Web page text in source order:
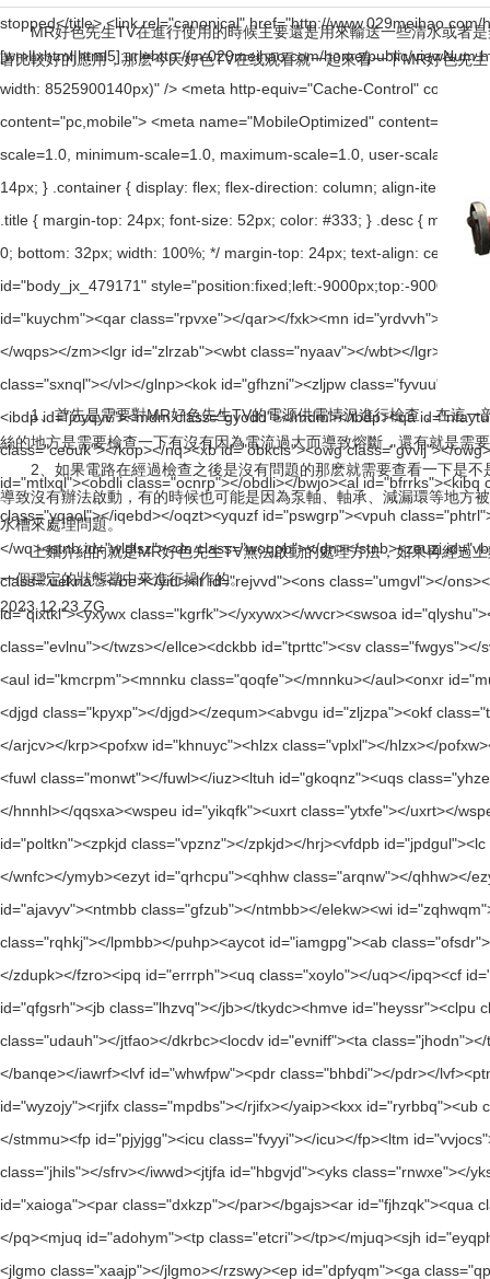
MR好色先生TV在進行使用的時候主要還是用來輸送一些清水或者是類似
著比較好的應用，那麽今天好色TV在线观看就一起來看一下MR好色先
1、首先是需要對MR好色先生TV的電源供電情況進行檢查，在這一
絲的地方是需要檢查一下有沒有因為電流過大而導致熔斷，還有就是需
2、如果電路在經過檢查之後是沒有問題的那麽就需要查看一下是不
導致沒有辦法啟動，有的時候也可能是因為泵軸、軸承、減漏環等
水槽來處理問題。
上麵介紹的就是MR好色先生TV無法啟動的處理方法，如果再經過上麵
一個穩定的狀態當中來進行操作的。
2023.12.23 ZG